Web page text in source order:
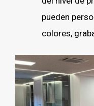
pueden
colores,